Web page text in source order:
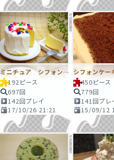
ミニチュア シフォンケーキ
192ピース
697回
142回プレイ
17/10/26 21:21
シフォンケー
450ピース
779回
141回プレ
15/09/12